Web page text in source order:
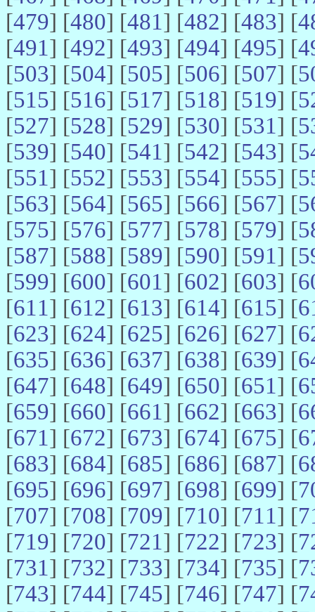
[479] [480] [481] [482] [483] [
[491] [492] [493] [494] [495] [
[503] [504] [505] [506] [507] [
[515] [516] [517] [518] [519] [
[527] [528] [529] [530] [531] [
[539] [540] [541] [542] [543] [
[551] [552] [553] [554] [555] [
[563] [564] [565] [566] [567] [
[575] [576] [577] [578] [579] [
[587] [588] [589] [590] [591] [
[599] [600] [601] [602] [603] [
[611] [612] [613] [614] [615] [
[623] [624] [625] [626] [627] [
[635] [636] [637] [638] [639] [
[647] [648] [649] [650] [651] [
[659] [660] [661] [662] [663] [
[671] [672] [673] [674] [675] [
[683] [684] [685] [686] [687] [
[695] [696] [697] [698] [699] [
[707] [708] [709] [710] [711] [
[719] [720] [721] [722] [723] [
[731] [732] [733] [734] [735] [
[743] [744] [745] [746] [747] [